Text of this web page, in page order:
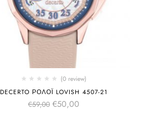
(0 review)
DECERTO ΡΟΛΌΙ LOVISH 4507-21
€59,00 €50,00